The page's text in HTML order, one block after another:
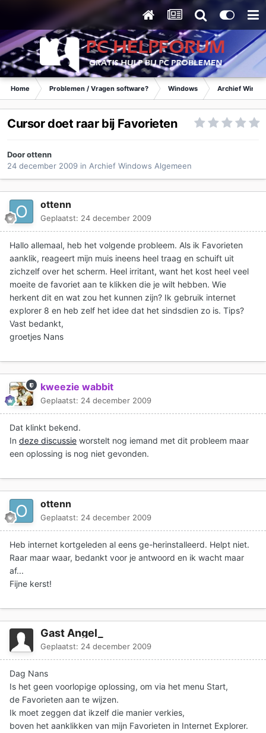
Home Problemen / Vragen software? Windows Archief
Cursor doet raar bij Favorieten
Doorottenn
24 december 2009 in Archief Windows Algemeen
ottenn
Geplaatst: 24 december 2009
Hallo allemaal, heb het volgende probleem. Als ik Favorieten
aanklik, reageert mijn muis ineens heel traag en schuift uit
zichzelf over het scherm. Heel irritant, want het kost heel veel
moeite de favoriet aan te klikken die je wilt hebben. Wie
herkent dit en wat zou het kunnen zijn? Ik gebruik internet
explorer 8 en heb zelf het idee dat het sindsdien zo is. Tips?
Vast bedankt,
groetjes Nans
kweezie wabbit
Geplaatst: 24 december 2009
Dat klinkt bekend.
In deze discussie worstelt nog iemand met dit probleem maar
een oplossing is nog niet gevonden.
ottenn
Geplaatst: 24 december 2009
Heb internet kortgeleden al eens ge-herinstalleerd. Helpt niet.
Raar maar waar, bedankt voor je antwoord en ik wacht maar
af...
Fijne kerst!
Gast Angel_
Geplaatst: 24 december 2009
Dag Nans
Is het geen voorlopige oplossing, om via het menu Start,
de Favorieten aan te wijzen.
Ik moet zeggen dat ikzelf die manier verkies,
boven het aanklikken van mijn Favorieten in Internet Explorer.